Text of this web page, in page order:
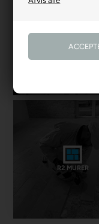
R2 GARDINER
R2 MURER